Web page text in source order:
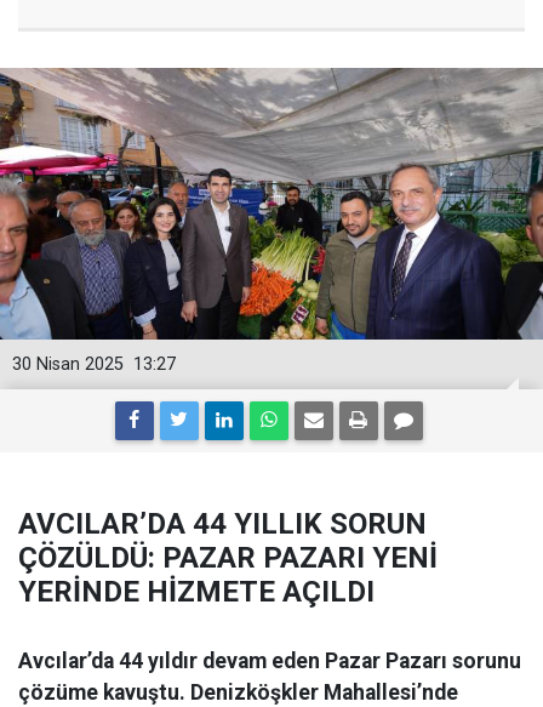
13:27
30 Nisan 2025
AVCILAR’DA 44 YILLIK SORUN
ÇÖZÜLDÜ: PAZAR PAZARI YENİ
YERİNDE HİZMETE AÇILDI
Avcılar’da 44 yıldır devam eden Pazar Pazarı sorunu
çözüme kavuştu. Denizköşkler Mahallesi’nde